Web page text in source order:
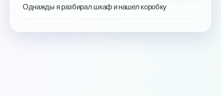
Однажды я разбирал шкаф и нашел коробку